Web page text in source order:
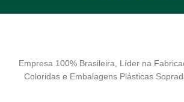
Empresa 100% Brasileira, Líder na
Coloridas e Embalagens Plásticas